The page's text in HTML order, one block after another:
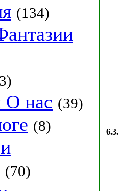
(134)
О нас (39)
(8)
(70)
6.3.